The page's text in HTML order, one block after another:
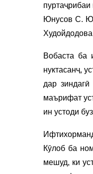
Юнусов С.
Вобаста ба
нуктасанҷ,
дар
маърифат
ин устоди
Кӯлоб ба
мешуд, ки